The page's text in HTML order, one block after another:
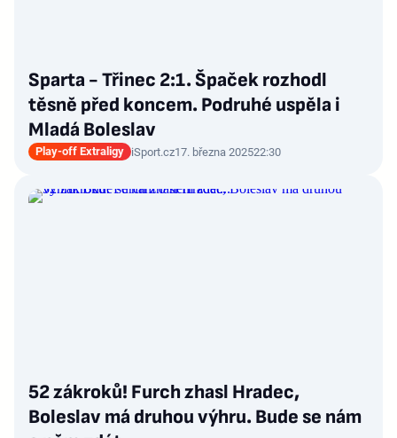
Sparta - Třinec 2:1. Špaček rozhodl
těsně před koncem. Podruhé uspěla i
Mladá Boleslav
Play-off Extraligy iSport.cz17. března 202522:30
52 zákroků! Furch zhasl Hradec,
Boleslav má druhou výhru. Bude se nám